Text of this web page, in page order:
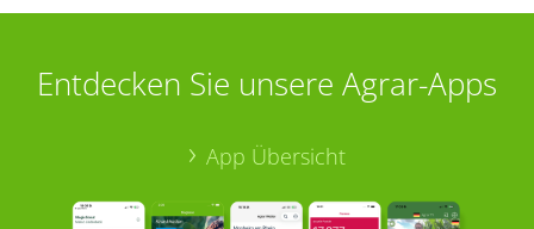
Entdecken Sie unsere Agrar-Apps
App Übersicht